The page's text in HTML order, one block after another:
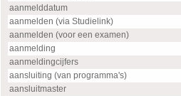
aanmelddatum
aanmelden (via Studielink)
aanmelden (voor een examen)
aanmelding
aanmeldingcijfers
aansluiting (van programma's)
aansluitmaster